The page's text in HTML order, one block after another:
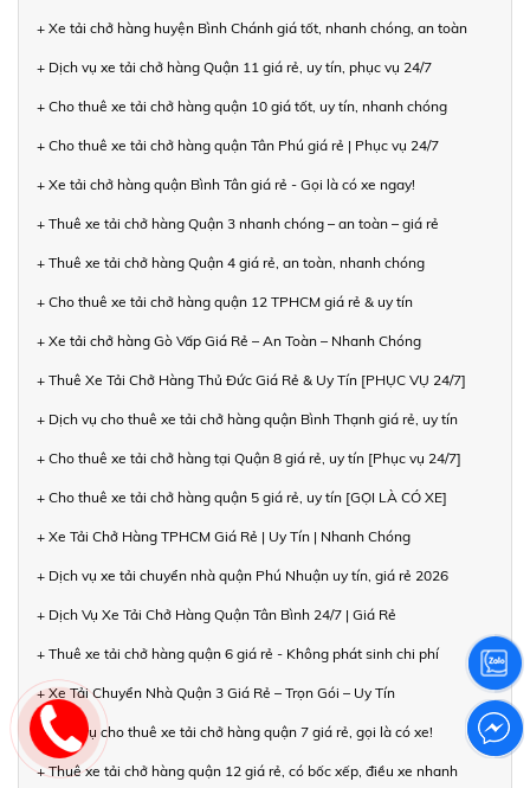
+ Xe tải chở hàng huyện Bình Chánh giá tốt, nhanh chóng, an toàn
+ Dịch vụ xe tải chở hàng Quận 11 giá rẻ, uy tín, phục vụ 24/7
+ Cho thuê xe tải chở hàng quận 10 giá tốt, uy tín, nhanh chóng
+ Cho thuê xe tải chở hàng quận Tân Phú giá rẻ | Phục vụ 24/7
+ Xe tải chở hàng quận Bình Tân giá rẻ - Gọi là có xe ngay!
+ Thuê xe tải chở hàng Quận 3 nhanh chóng – an toàn – giá rẻ
+ Thuê xe tải chở hàng Quận 4 giá rẻ, an toàn, nhanh chóng
+ Cho thuê xe tải chở hàng quận 12 TPHCM giá rẻ & uy tín
+ Xe tải chở hàng Gò Vấp Giá Rẻ – An Toàn – Nhanh Chóng
+ Thuê Xe Tải Chở Hàng Thủ Đức Giá Rẻ & Uy Tín [PHỤC VỤ 24/7]
+ Dịch vụ cho thuê xe tải chở hàng quận Bình Thạnh giá rẻ, uy tín
+ Cho thuê xe tải chở hàng tại Quận 8 giá rẻ, uy tín [Phục vụ 24/7]
+ Cho thuê xe tải chở hàng quận 5 giá rẻ, uy tín [GỌI LÀ CÓ XE]
+ Xe Tải Chở Hàng TPHCM Giá Rẻ | Uy Tín | Nhanh Chóng
+ Dịch vụ xe tải chuyển nhà quận Phú Nhuận uy tín, giá rẻ 2026
+ Dịch Vụ Xe Tải Chở Hàng Quận Tân Bình 24/7 | Giá Rẻ
+ Thuê xe tải chở hàng quận 6 giá rẻ - Không phát sinh chi phí
+ Xe Tải Chuyển Nhà Quận 3 Giá Rẻ – Trọn Gói – Uy Tín
+ Dịch vụ cho thuê xe tải chở hàng quận 7 giá rẻ, gọi là có xe!
+ Thuê xe tải chở hàng quận 12 giá rẻ, có bốc xếp, điều xe nhanh